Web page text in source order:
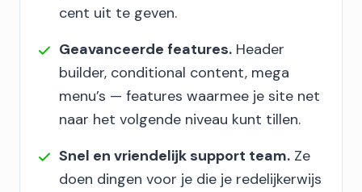
cent uit te geven.
Geavanceerde features. Header
builder, conditional content, mega
menu’s — features waarmee je site net
naar het volgende niveau kunt tillen.
Snel en vriendelijk support team. Ze
doen dingen voor je die je redelijkerwijs